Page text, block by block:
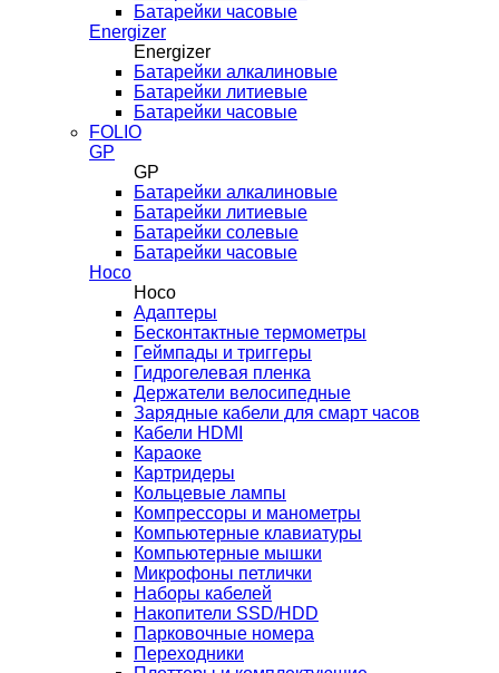
Батарейки часовые
Energizer
Energizer
Батарейки алкалиновые
Батарейки литиевые
Батарейки часовые
FOLIO
GP
GP
Батарейки алкалиновые
Батарейки литиевые
Батарейки солевые
Батарейки часовые
Hoco
Hoco
Адаптеры
Бесконтактные термометры
Геймпады и триггеры
Гидрогелевая пленка
Держатели велосипедные
Зарядные кабели для смарт часов
Кабели HDMI
Караоке
Картридеры
Кольцевые лампы
Компрессоры и манометры
Компьютерные клавиатуры
Компьютерные мышки
Микрофоны петлички
Наборы кабелей
Накопители SSD/HDD
Парковочные номера
Переходники